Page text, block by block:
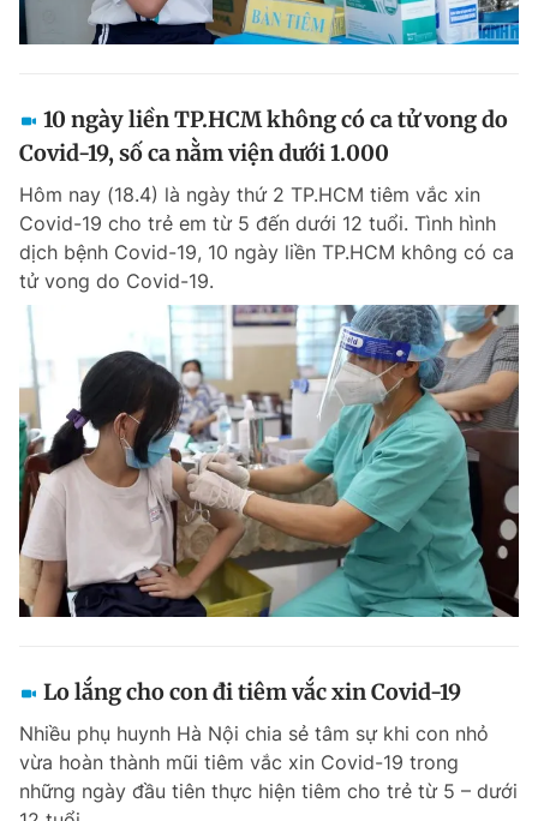
10 ngày liền TP.HCM không có ca tử vong do
Covid-19, số ca nằm viện dưới 1.000
Hôm nay (18.4) là ngày thứ 2 TP.HCM tiêm vắc xin
Covid-19 cho trẻ em từ 5 đến dưới 12 tuổi. Tình hình
dịch bệnh Covid-19, 10 ngày liền TP.HCM không có ca
tử vong do Covid-19.
Lo lắng cho con đi tiêm vắc xin Covid-19
Nhiều phụ huynh Hà Nội chia sẻ tâm sự khi con nhỏ
vừa hoàn thành mũi tiêm vắc xin Covid-19 trong
những ngày đầu tiên thực hiện tiêm cho trẻ từ 5 – dưới